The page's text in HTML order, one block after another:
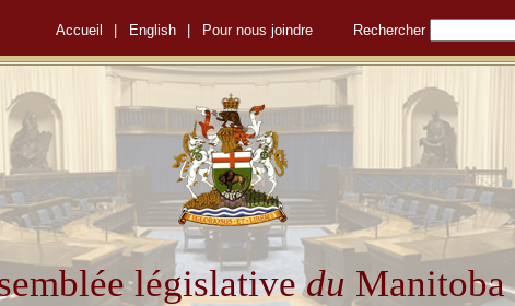
Accueil English Pour nous joindre Rechercher
législativedu Manitoba